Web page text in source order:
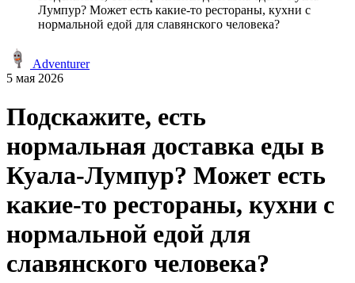
Лумпур? Может есть какие-то рестораны, кухни с
нормальной едой для славянского человека?
Adventurer
5 мая 2026
Подскажите, есть
нормальная доставка еды в
Куала-Лумпур? Может есть
какие-то рестораны, кухни с
нормальной едой для
славянского человека?